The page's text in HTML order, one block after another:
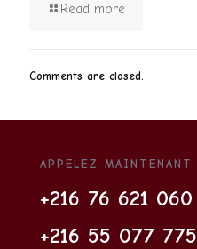
Read more
Comments are closed.
APPELEZ MAINTENANT
+216 76 621 060
+216 55 077 775